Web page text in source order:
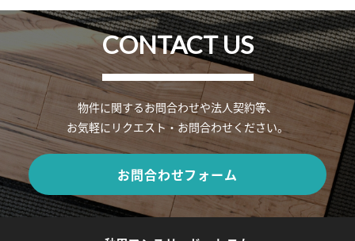
CONTACT US
物件に関するお問合わせや法人契約等、
お気軽にリクエスト・お問合わせください。
お問合わせフォーム